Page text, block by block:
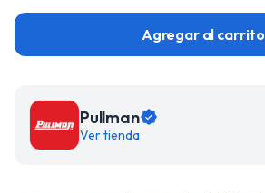
Agregar al carrito
Pullman
Ver tienda